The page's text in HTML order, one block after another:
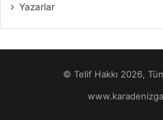
Yazarlar
© Telif Hakkı 2026,